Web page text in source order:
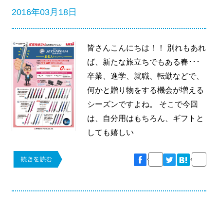
2016年03月18日
皆さんこんにちは！！ 別れもあれ
ば、新たな旅立ちでもある春･･･
卒業、進学、就職、転勤などで、
何かと贈り物をする機会が増える
シーズンですよね。 そこで今回
は、自分用はもちろん、ギフトと
しても嬉しい